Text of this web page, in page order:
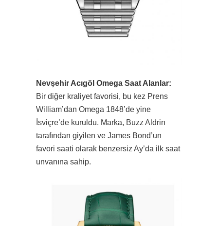
Nevşehir Acıgöl Omega Saat Alanlar:
Bir diğer kraliyet favorisi, bu kez Prens
William’dan Omega 1848’de yine
İsviçre’de kuruldu. Marka, Buzz Aldrin
tarafından giyilen ve James Bond’un
favori saati olarak benzersiz Ay’da ilk saat
unvanına sahip.